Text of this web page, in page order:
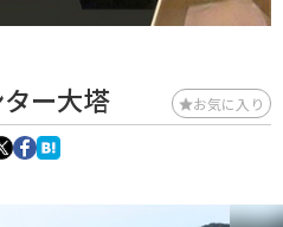
ー大塔 お気に入り